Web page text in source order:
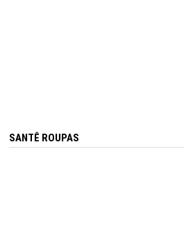
SANTÊ ROUPAS